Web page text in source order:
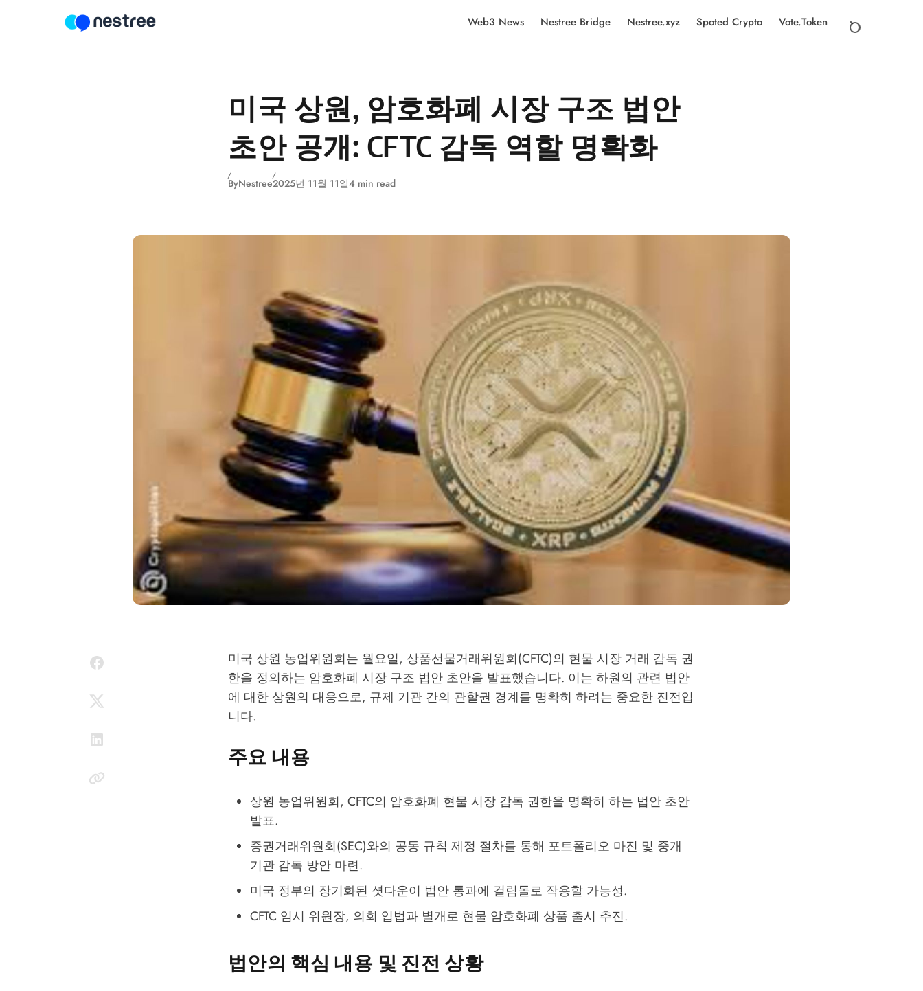
Web3 News Nestree Bridge Nestree.xyz Spoted Crypto Vote.Token
미국 상원, 암호화폐 시장 구조 법안
초안 공개: CFTC 감독 역할 명확화
ByNestree2025년 11월 11일4 min read
미국 상원 농업위원회는 월요일, 상품선물거래위원회(CFTC)의 현물 시장 거래 감독 권
한을 정의하는 암호화폐 시장 구조 법안 초안을 발표했습니다. 이는 하원의 관련 법안
에 대한 상원의 대응으로, 규제 기관 간의 관할권 경계를 명확히 하려는 중요한 진전입
니다.
주요 내용
상원 농업위원회, CFTC의 암호화폐 현물 시장 감독 권한을 명확히 하는 법안 초안
발표.
증권거래위원회(SEC)와의 공동 규칙 제정 절차를 통해 포트폴리오 마진 및 중개
기관 감독 방안 마련.
미국 정부의 장기화된 셧다운이 법안 통과에 걸림돌로 작용할 가능성.
CFTC 임시 위원장, 의회 입법과 별개로 현물 암호화폐 상품 출시 추진.
법안의 핵심 내용 및 진전 상황